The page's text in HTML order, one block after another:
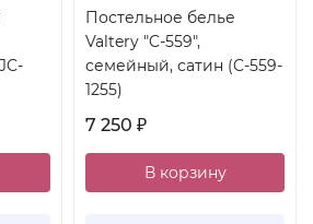
Постельное белье
Valtery "C-559",
семейный, сатин (C-559-
1255)
7 250 ₽
В корзину